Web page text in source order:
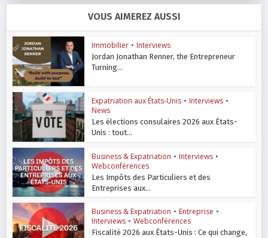
VOUS AIMEREZ AUSSI
Immobilier • Interviews
Jordan Jonathan Renner, the Entrepreneur
Turning...
Expatriation aux États-Unis • Interviews •
News
Les élections consulaires 2026 aux États-
Unis : tout...
Business & Expatriation • Interviews •
Webconférences
Les Impôts des Particuliers et des
Entreprises aux...
Business & Expatriation • Entreprise •
Interviews • Webconférences
Fiscalité 2026 aux États-Unis : Ce qui change,